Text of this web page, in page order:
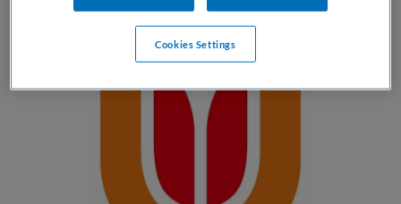
Cookies Settings